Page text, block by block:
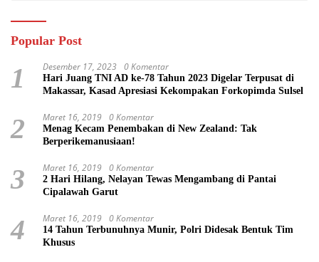
Popular Post
1 Desember 17, 2023 0 Komentar
Hari Juang TNI AD ke-78 Tahun 2023 Digelar Terpusat di
Makassar, Kasad Apresiasi Kekompakan Forkopimda Sulsel
2 Maret 16, 2019 0 Komentar
Menag Kecam Penembakan di New Zealand: Tak
Berperikemanusiaan!
3 Maret 16, 2019 0 Komentar
2 Hari Hilang, Nelayan Tewas Mengambang di Pantai
Cipalawah Garut
4 Maret 16, 2019 0 Komentar
14 Tahun Terbunuhnya Munir, Polri Didesak Bentuk Tim
Khusus